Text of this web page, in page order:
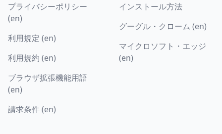
プライバシーポリシー
(en)
利用規定 (en)
利用規約 (en)
ブラウザ拡張機能用語
(en)
請求条件 (en)
インストール方法
グーグル・クローム (en)
マイクロソフト・エッジ
(en)